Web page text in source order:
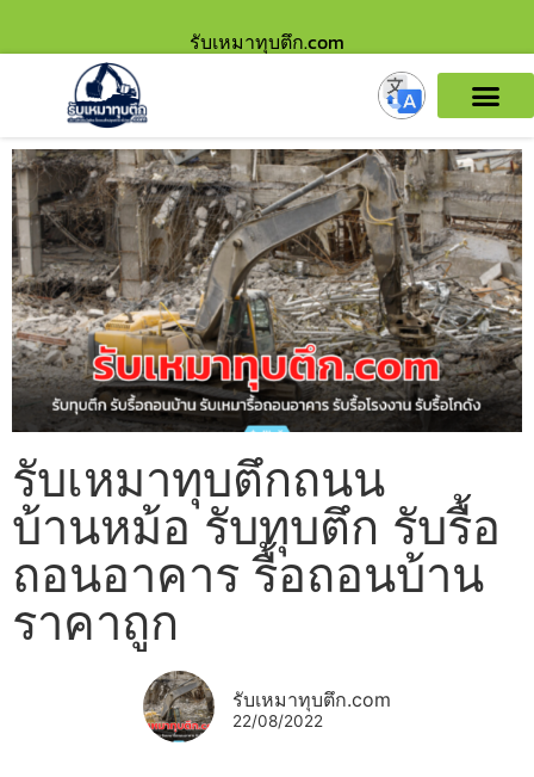
รับเหมาทุบตึก.com
รับเหมาทุบตึกถนน
บ้านหม้อ รับทุบตึก รับรื้อ
ถอนอาคาร รื้อถอนบ้าน
ราคาถูก
รับเหมาทุบตึก.com
22/08/2022